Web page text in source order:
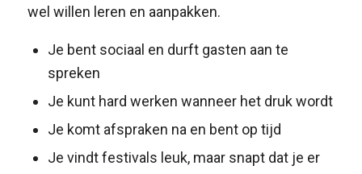
wel willen leren en aanpakken.
Je bent sociaal en durft gasten aan te
spreken
Je kunt hard werken wanneer het druk wordt
Je komt afspraken na en bent op tijd
Je vindt festivals leuk, maar snapt dat je er